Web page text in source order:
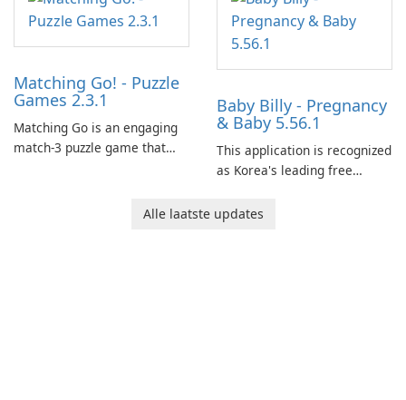
Matching Go! - Puzzle
Games 2.3.1
Matching Go is an engaging
match-3 puzzle game that
Ollie, on an adventurous
Baby Billy - Pregnancy
& Baby 5.56.1
This application is recognized
as Korea's leading free
baby tracking, offering
Alle laatste updates